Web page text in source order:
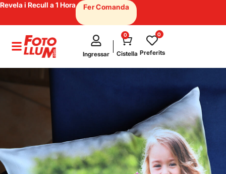
Revela i Recull a 1 Hora Fer Comanda
Ingressar
test
0
Cistella Preferits
0